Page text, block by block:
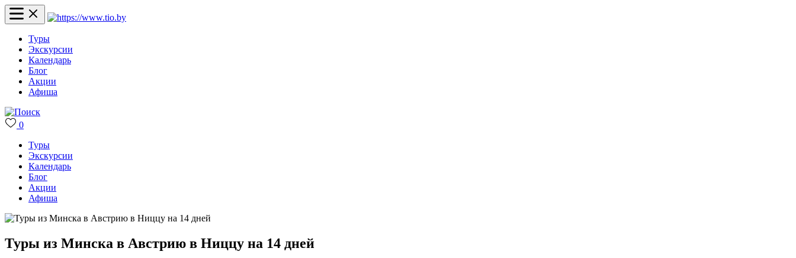
Туры
Экскурсии
Календарь
Блог
Акции
Афиша
0
Туры
Экскурсии
Календарь
Блог
Акции
Афиша
Туры из Минска в Австрию в Ниццу на 14 дней